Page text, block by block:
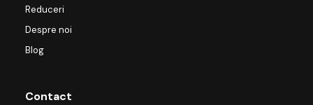
Reduceri
Despre noi
Blog
Contact